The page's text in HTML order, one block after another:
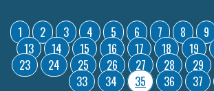
1 2 3 4 5 6 7 8 9
13
14 15 16 17 18 19
23
24 25 26 27 28 29
33
34 35 36 37